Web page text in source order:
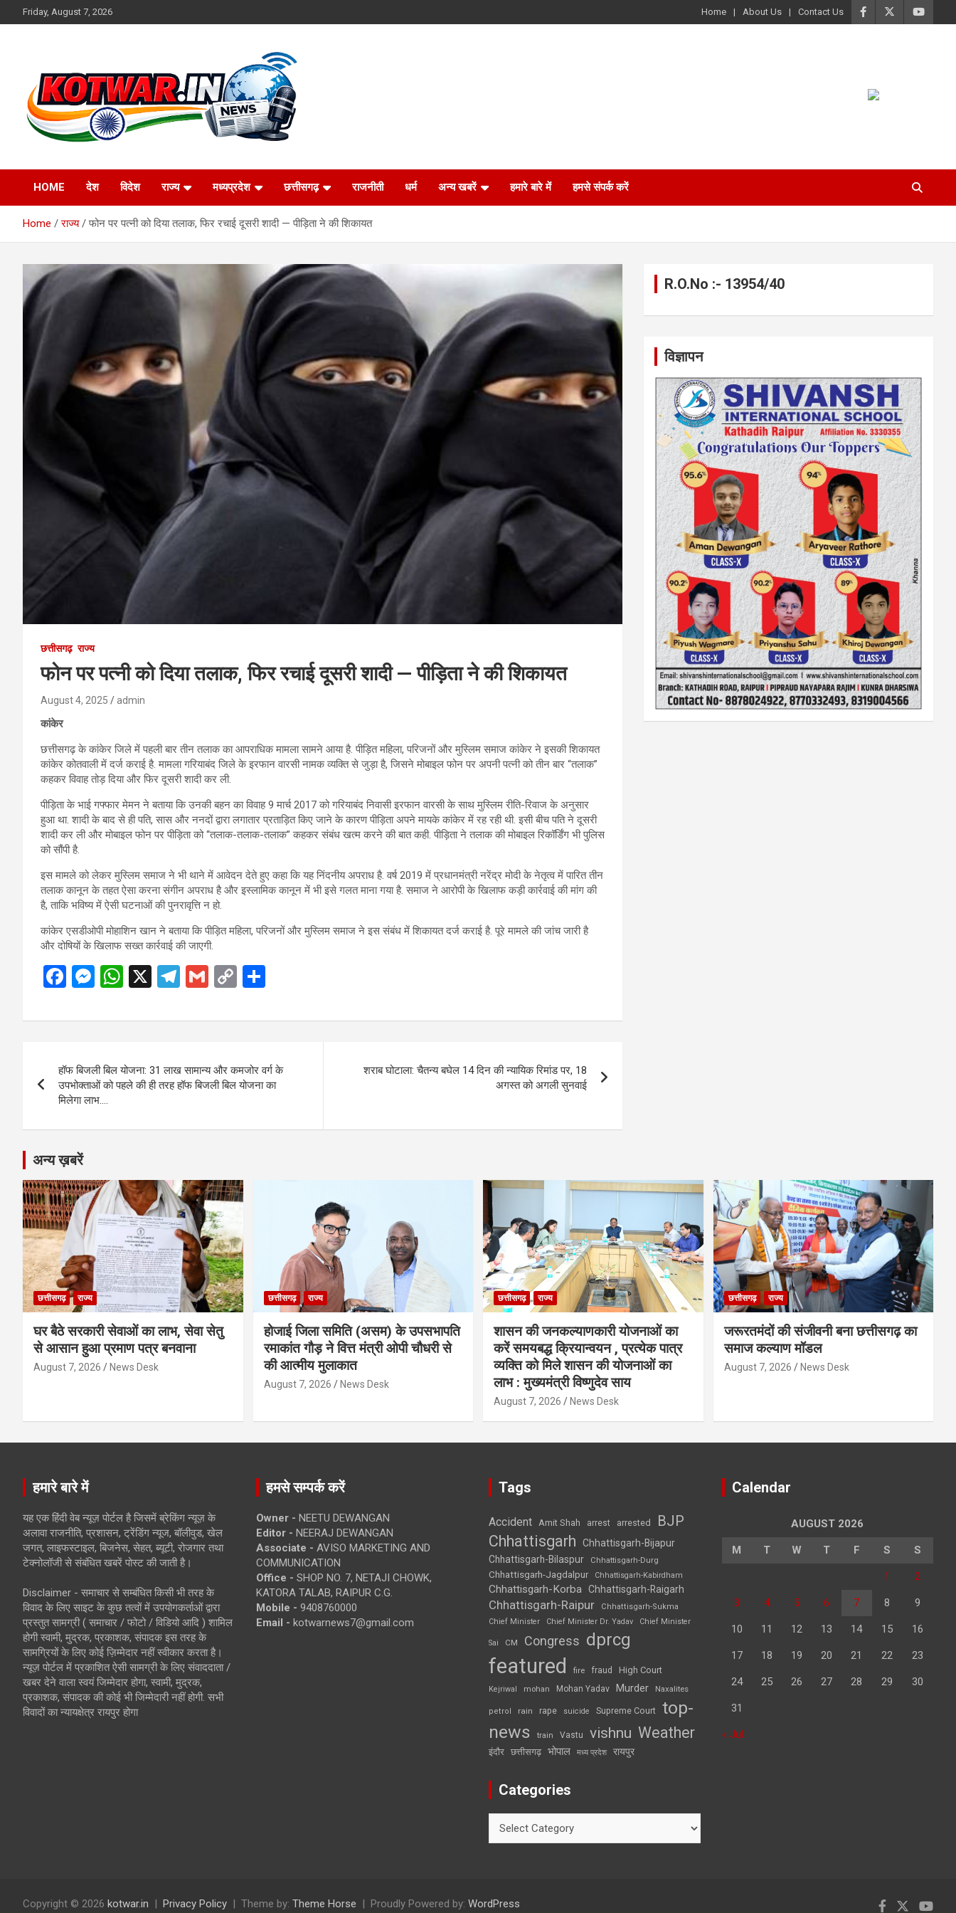
to
Friday, August 7, 2026 Home About Us Contact Us
kotwar.in
HOME देश विदेश राज्य मध्यप्रदेश छत्तीसगढ़ राजनीती धर्म अन्य खबरें हमारे बारे में हमसे संपर्क करें
Home राज्य फोन पर पत्नी को दिया तलाक, फिर रचाई दूसरी शादी — पीड़िता ने की शिकायत
छत्तीसगढ़ राज्य
फोन पर पत्नी को दिया तलाक, फिर रचाई दूसरी शादी — पीड़िता ने की शिकायत
August 4, 2025 admin
कांकेर
छत्तीसगढ़ के कांकेर जिले में पहली बार तीन तलाक का आपराधिक मामला सामने आया है. पीड़ित महिला, परिजनों और मुस्लिम समाज कांकेर ने इसकी शिकायत
कांकेर कोतवाली में दर्ज कराई है. मामला गरियाबंद जिले के इरफान वारसी नामक व्यक्ति से जुड़ा है, जिसने मोबाइल फोन पर अपनी पत्नी को तीन बार “तलाक”
कहकर विवाह तोड़ दिया और फिर दूसरी शादी कर ली.
पीड़िता के भाई गफ्फार मेमन ने बताया कि उनकी बहन का विवाह 9 मार्च 2017 को गरियाबंद निवासी इरफान वारसी के साथ मुस्लिम रीति-रिवाज के अनुसार
हुआ था. शादी के बाद से ही पति, सास और ननदों द्वारा लगातार प्रताड़ित किए जाने के कारण पीड़िता अपने मायके कांकेर में रह रही थी. इसी बीच पति ने दूसरी
शादी कर ली और मोबाइल फोन पर पीड़िता को “तलाक-तलाक-तलाक” कहकर संबंध खत्म करने की बात कही. पीड़िता ने तलाक की मोबाइल रिकॉर्डिंग भी पुलिस
को सौंपी है.
इस मामले को लेकर मुस्लिम समाज ने भी थाने में आवेदन देते हुए कहा कि यह निंदनीय अपराध है. वर्ष 2019 में प्रधानमंत्री नरेंद्र मोदी के नेतृत्व में पारित तीन
तलाक कानून के तहत ऐसा करना संगीन अपराध है और इस्लामिक कानून में भी इसे गलत माना गया है. समाज ने आरोपी के खिलाफ कड़ी कार्रवाई की मांग की
है, ताकि भविष्य में ऐसी घटनाओं की पुनरावृत्ति न हो.
कांकेर एसडीओपी मोहाशिन खान ने बताया कि पीड़ित महिला, परिजनों और मुस्लिम समाज ने इस संबंध में शिकायत दर्ज कराई है. पूरे मामले की जांच जारी है
और दोषियों के खिलाफ सख्त कार्रवाई की जाएगी.
F
ce
o
o
k
M
se
g
er
W
at
A
p
X
T
e
a
m
G
ail
C
py
n
k
ar
navigation
हॉफ बिजली बिल योजना: 31 लाख सामान्य और कमजोर वर्ग के
उपभोक्ताओं को पहले की ही तरह हॉफ बिजली बिल योजना का
मिलेगा लाभ….
शराब घोटाला: चैतन्य बघेल 14 दिन की न्यायिक रिमांड पर, 18
अगस्त को अगली सुनवाई
R.O.No :- 13954/40
विज्ञापन
अन्य ख़बरें
छत्तीसगढ़ राज्य
घर बैठे सरकारी सेवाओं का लाभ, सेवा सेतु
से आसान हुआ प्रमाण पत्र बनवाना
August 7, 2026 News Desk
छत्तीसगढ़ राज्य
होजाई जिला समिति (असम) के उपसभापति
रमाकांत गौड़ ने वित्त मंत्री ओपी चौधरी से
की आत्मीय मुलाकात
August 7, 2026 News Desk
छत्तीसगढ़ राज्य
शासन की जनकल्याणकारी योजनाओं का
करें समयबद्ध क्रियान्वयन , प्रत्येक पात्र
व्यक्ति को मिले शासन की योजनाओं का
लाभ : मुख्यमंत्री विष्णुदेव साय
August 7, 2026 News Desk
छत्तीसगढ़ राज्य
जरूरतमंदों की संजीवनी बना छत्तीसगढ़ का
समाज कल्याण मॉडल
August 7, 2026 News Desk
हमारे बारे में
यह एक हिंदी वेब न्यूज़ पोर्टल है जिसमें ब्रेकिंग न्यूज़ के
अलावा राजनीति, प्रशासन, ट्रेंडिंग न्यूज, बॉलीवुड, खेल
जगत, लाइफस्टाइल, बिजनेस, सेहत, ब्यूटी, रोजगार तथा
टेक्नोलॉजी से संबंधित खबरें पोस्ट की जाती है।
Disclaimer - समाचार से सम्बंधित किसी भी तरह के
विवाद के लिए साइट के कुछ तत्वों में उपयोगकर्ताओं द्वारा
प्रस्तुत सामग्री ( समाचार / फोटो / विडियो आदि ) शामिल
होगी स्वामी, मुद्रक, प्रकाशक, संपादक इस तरह के
सामग्रियों के लिए कोई ज़िम्मेदार नहीं स्वीकार करता है।
न्यूज़ पोर्टल में प्रकाशित ऐसी सामग्री के लिए संवाददाता /
खबर देने वाला स्वयं जिम्मेदार होगा, स्वामी, मुद्रक,
प्रकाशक, संपादक की कोई भी जिम्मेदारी नहीं होगी. सभी
विवादों का न्यायक्षेत्र रायपुर होगा
हमसे सम्पर्क करें
Owner - NEETU DEWANGAN
Editor - NEERAJ DEWANGAN
Associate - AVISO MARKETING AND
COMMUNICATION
Office - SHOP NO. 7, NETAJI CHOWK,
KATORA TALAB, RAIPUR C.G.
Mobile - 9408760000
Email - kotwarnews7@gmail.com
Tags
Accident Amit Shah arrest arrested BJP
Chhattisgarh
Chhattisgarh-Bijapur
Chhattisgarh-Bilaspur
Chhattisgarh-Durg
Chhattisgarh-Jagdalpur Chhattisgarh-Kabirdham
Chhattisgarh-Korba Chhattisgarh-Raigarh
Chhattisgarh-Raipur
Chhattisgarh-Sukma
Chief Minister
Chief Minister Dr. Yadav Chief Minister
Sai CM Congress dprcg
featured fire fraud High Court
Kejriwal mohan Mohan Yadav Murder Naxalites
petrol rain rape suicide Supreme Court top-
news
train Vastu vishnu Weather
इंदौर छत्तीसगढ़ भोपाल मध्य प्रदेश रायपुर
Categories
Calendar
AUGUST 2026
M T W T F S S
1 2
3 4 5 6 7 8 9
10 11 12 13 14 15 16
17 18 19 20 21 22 23
24 25 26 27 28 29 30
31
« Jul
Copyright © 2026 kotwar.in Privacy Policy Theme by: Theme Horse Proudly Powered by: WordPress